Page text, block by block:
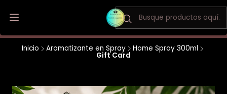
Envio a todo Chile / Los Andes y San Felipe envio gratis
Inicio Aromatizante en Spray Home Spray 300ml
Gift Card